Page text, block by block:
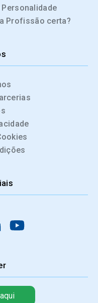
Profissão certa?